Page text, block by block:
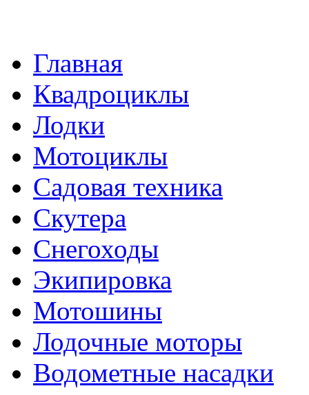
Главная
Квадроциклы
Лодки
Мотоциклы
Садовая техника
Скутера
Снегоходы
Экипировка
Мотошины
Лодочные моторы
Водометные насадки